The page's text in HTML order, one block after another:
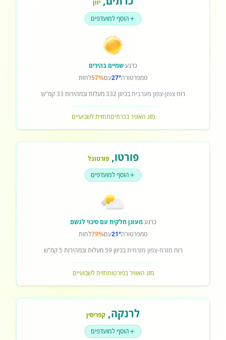
יוון
הוסף למועדפים
כרגעשמיים בהירים
טמפרטורה27°עם57%לחות
רוחצפון-צפון מערביתבכיוון332מעלות ובמהירות 33קמ"ש
מזג האוויר בכרתיםתחזית לשבועיים
פורטו,פורטוגל
הוסף למועדפים
כרגעמעונן חלקית עם סיכוי לגשם
טמפרטורה21°עם79%לחות
רוח מזרח-צפון מזרחיתבכיוון59 מעלות ובמהירות 5 קמ"ש
מזג האוויר בפורטותחזית לשבועיים
לרנקה, קפריסין
הוסף למועדפים